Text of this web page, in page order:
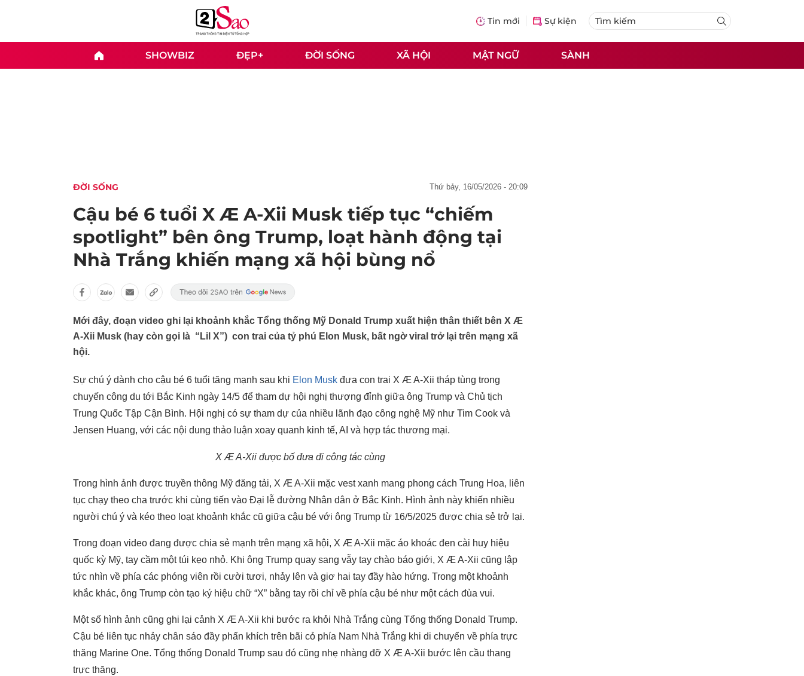
Tin mới Sự kiện
SHOWBIZ ĐẸP+ ĐỜI SỐNG XÃ HỘI MẬT NGỮ SÀNH
ĐỜI SỐNG thứ bảy, 16/05/2026 - 20:09
Cậu bé 6 tuổi X Æ A-Xii Musk tiếp tục “chiếm
spotlight” bên ông Trump, loạt hành động tại
Nhà Trắng khiến mạng xã hội bùng nổ
Mới đây, đoạn video ghi lại khoảnh khắc Tổng thống Mỹ Donald Trump xuất hiện thân thiết bên X Æ
A-Xii Musk (hay còn gọi là “Lil X”) con trai của tỷ phú Elon Musk, bất ngờ viral trở lại trên mạng xã
hội.
Sự chú ý dành cho cậu bé 6 tuổi tăng mạnh sau khi Elon Musk đưa con trai X Æ A-Xii tháp tùng trong
chuyến công du tới Bắc Kinh ngày 14/5 để tham dự hội nghị thượng đỉnh giữa ông Trump và Chủ tịch
Trung Quốc Tập Cận Bình. Hội nghị có sự tham dự của nhiều lãnh đạo công nghệ Mỹ như Tim Cook và
Jensen Huang, với các nội dung thảo luận xoay quanh kinh tế, AI và hợp tác thương mại.
X Æ A-Xii được bố đưa đi công tác cùng
Trong hình ảnh được truyền thông Mỹ đăng tải, X Æ A-Xii mặc vest xanh mang phong cách Trung Hoa, liên
tục chạy theo cha trước khi cùng tiến vào Đại lễ đường Nhân dân ở Bắc Kinh. Hình ảnh này khiến nhiều
người chú ý và kéo theo loạt khoảnh khắc cũ giữa cậu bé với ông Trump từ 16/5/2025 được chia sẻ trở lại.
Trong đoạn video đang được chia sẻ mạnh trên mạng xã hội, X Æ A-Xii mặc áo khoác đen cài huy hiệu
quốc kỳ Mỹ, tay cầm một túi kẹo nhỏ. Khi ông Trump quay sang vẫy tay chào báo giới, X Æ A-Xii cũng lập
tức nhìn về phía các phóng viên rồi cười tươi, nhảy lên và giơ hai tay đầy hào hứng. Trong một khoảnh
khắc khác, ông Trump còn tạo ký hiệu chữ “X” bằng tay rồi chỉ về phía cậu bé như một cách đùa vui.
Một số hình ảnh cũng ghi lại cảnh X Æ A-Xii khi bước ra khỏi Nhà Trắng cùng Tổng thống Donald Trump.
Cậu bé liên tục nhảy chân sáo đầy phấn khích trên bãi cỏ phía Nam Nhà Trắng khi di chuyển về phía trực
thăng Marine One. Tổng thống Donald Trump sau đó cũng nhẹ nhàng đỡ X Æ A-Xii bước lên cầu thang
trực thăng.